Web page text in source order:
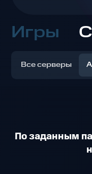
Игры
Все серверы
По заданным